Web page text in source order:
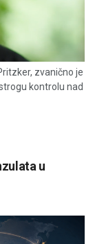
zvanično je
kontrolu nad
u